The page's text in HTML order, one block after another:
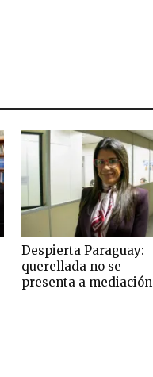
Despierta Paraguay:
querellada no se
presenta a mediación